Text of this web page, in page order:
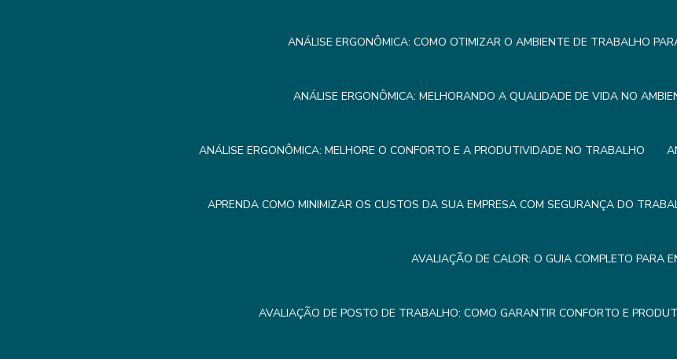
ANÁLISE ERGONÔMICA: COMO OTIMIZAR O AMBIENTE DE TRABALHO
ANÁLISE ERGONÔMICA: MELHORANDO A QUALIDADE DE VIDA NO
ANÁLISE ERGONÔMICA: MELHORE O CONFORTO E A PRODUTIVIDADE NO TRABALHO
APRENDA COMO MINIMIZAR OS CUSTOS DA SUA EMPRESA COM SEGURANÇA DO
AVALIAÇÃO DE CALOR: O GUIA COMPLETO PARA
AVALIAÇÃO DE POSTO DE TRABALHO: COMO GARANTIR CONFORTO E